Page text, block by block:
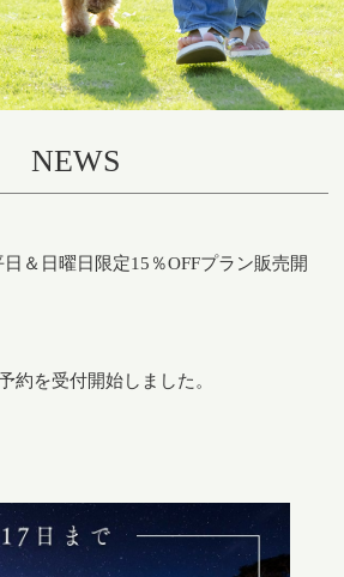
NEWS
＆日曜日限定15％OFFプラン販売開
約を受付開始しました。